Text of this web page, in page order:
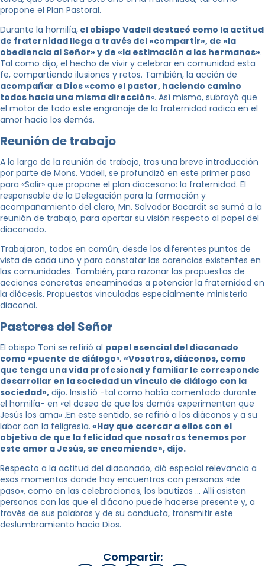
propone el Plan Pastoral.
Durante la homilía, el obispo Vadell destacó como la actitud
de fraternidad llega a través del «compartir», de «la
obediencia al Señor» y de «la estimación a los hermanos».
Tal como dijo, el hecho de vivir y celebrar en comunidad esta
fe, compartiendo ilusiones y retos. También, la acción de
acompañar a Dios «como el pastor, haciendo camino
todos hacia una misma dirección«. Así mismo, subrayó que
el motor de todo este engranaje de la fraternidad radica en el
amor hacia los demás.
Reunión de trabajo
A lo largo de la reunión de trabajo, tras una breve introducción
por parte de Mons. Vadell, se profundizó en este primer paso
para «Salir» que propone el plan diocesano: la fraternidad. El
responsable de la Delegación para la formación y
acompañamiento del clero, Mn. Salvador Bacardit se sumó a la
reunión de trabajo, para aportar su visión respecto al papel del
diaconado.
Trabajaron, todos en común, desde los diferentes puntos de
vista de cada uno y para constatar las carencias existentes en
las comunidades. También, para razonar las propuestas de
acciones concretas encaminadas a potenciar la fraternidad en
la diócesis. Propuestas vinculadas especialmente ministerio
diaconal.
Pastores del Señor
El obispo Toni se refirió al papel esencial del diaconado
como «puente de diálogo«. «Vosotros, diáconos, como
que tenga una vida profesional y familiar le corresponde
desarrollar en la sociedad un vínculo de diálogo con la
sociedad», dijo. Insistió -tal como había comentado durante
el homilía- en «el deseo de que los demás experimenten que
Jesús los ama» .En este sentido, se refirió a los diáconos y a su
labor con la feligresía. «Hay que acercar a ellos con el
objetivo de que la felicidad que nosotros tenemos por
este amor a Jesús, se encomiende», dijo.
Respecto a la actitud del diaconado, dió especial relevancia a
esos momentos donde hay encuentros con personas «de
paso», como en las celebraciones, los bautizos … Allí asisten
personas con las que el diácono puede hacerse presente y, a
través de sus palabras y de su conducta, transmitir este
deslumbramiento hacia Dios.
Compartir: